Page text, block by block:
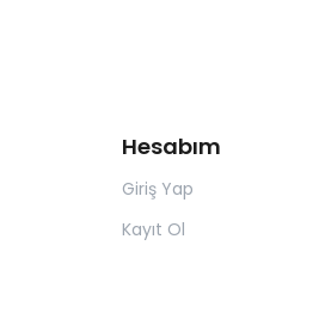
Hesabım
Giriş Yap
Kayıt Ol